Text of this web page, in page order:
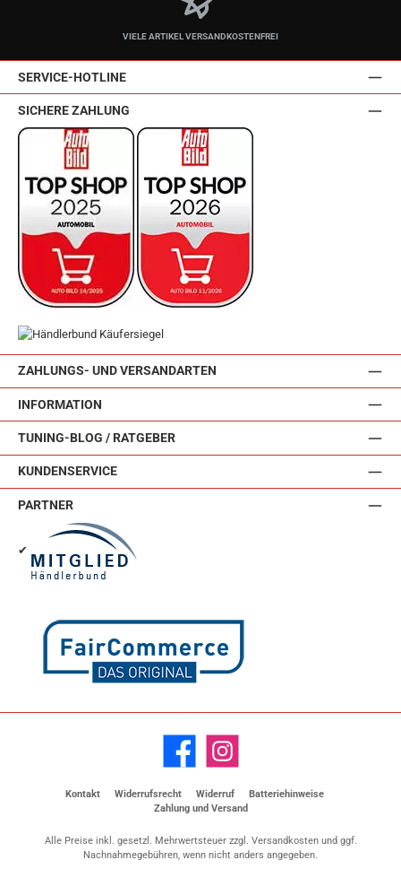
VIELE ARTIKEL VERSANDKOSTENFREI
SERVICE-HOTLINE
ZAHLUNGS- UND VERSANDARTEN
INFORMATION
TUNING-BLOG / RATGEBER
KUNDENSERVICE
SICHERE ZAHLUNG
PARTNER
✔
Facebook Instagram
Kontakt Widerrufsrecht Widerruf
Batteriehinweise
Zahlung und Versand
Alle Preise inkl. gesetzl. Mehrwertsteuer zzgl. Versandkostenund ggf.
Nachnahmegebühren, wenn nicht anders angegeben.